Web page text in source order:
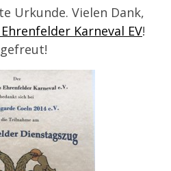
Urkunde. Vielen Dank,
Karneval EV!